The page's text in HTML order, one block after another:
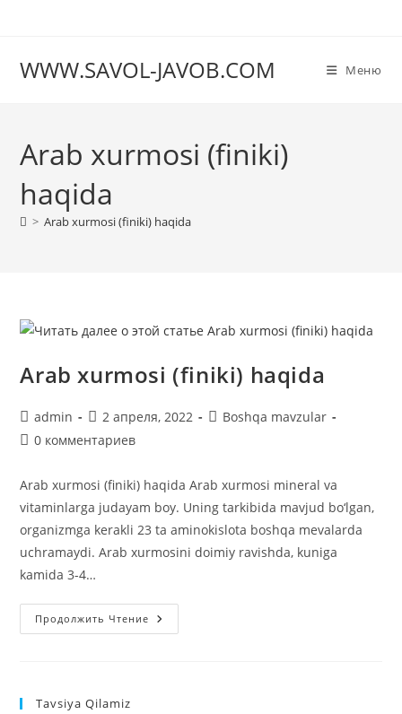
WWW.SAVOL-JAVOB.COM Меню
Arab xurmosi (finiki)
haqida
> Arab xurmosi (finiki) haqida
Arab xurmosi (finiki) haqida
Автор
записи:
admin
Запись
опубликована:
2 апреля, 2022
Рубрика
Boshqa mavzular
Комментарии
записи:
0 комментариев
Arab xurmosi (finiki) haqida Arab xurmosi mineral va
vitaminlarga judayam boy. Uning tarkibida mavjud bo‘lgan,
organizmga kerakli 23 ta aminokislota boshqa mevalarda
uchramaydi. Arab xurmosini doimiy ravishda, kuniga
kamida 3-4…
Продолжить Чтение Arab
Xurmosi
Tavsiya Qilamiz